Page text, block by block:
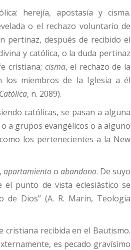
herejía, apostasía y cisma.
o el rechazo voluntario de
pertinaz, después de recibido el
y católica, o la duda pertinaz
cristiana; cisma, el rechazo de la
los miembros de la Iglesia a él
, n. 2089).
católicas, se pasan a alguna
a grupos evangélicos o a alguno
los pertenecientes a la New
apartamientoo abandono. De suyo
punto de vista eclesiástico se
Dios” (A. R. Marín, Teología
cristiana recibida en el Bautismo.
es pecado gravísimo